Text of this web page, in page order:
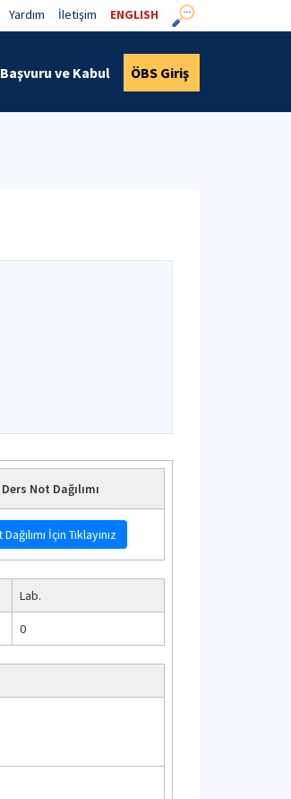
Yardım İletişim ENGLISH
Başvuru ve Kabul ÖBS Giriş
Ders Not Dağılımı
İçin Tıklayınız
Lab.
0